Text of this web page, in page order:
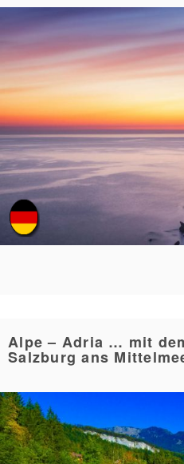
Alpe – Adria … mit
Salzburg ans